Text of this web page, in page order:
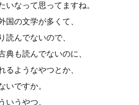
いなって思ってますね。
国の文学が多くて、
読んでないので、
典も読んでないのに、
るようなやつとか、
いですか。
いうやつ。